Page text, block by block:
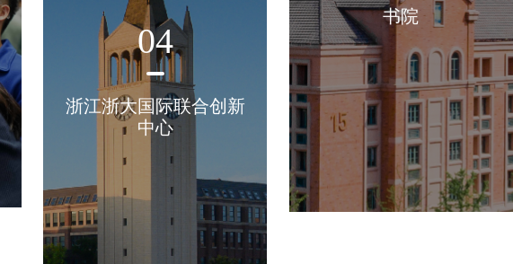
04
浙江浙大国际联合创新
中心
书院